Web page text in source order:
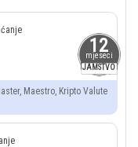
12
mjeseci
JAMSTVO
Maestro, Kripto Valute